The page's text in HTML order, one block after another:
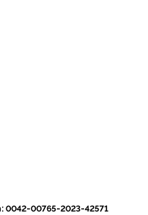
0042-00765-2023-42571